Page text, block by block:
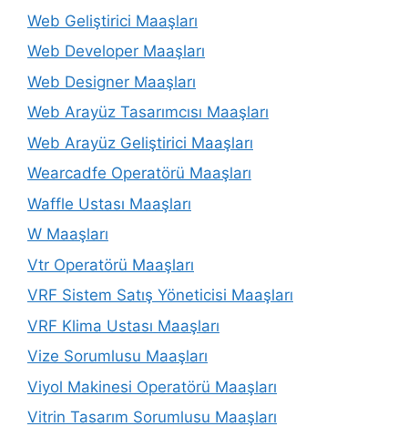
Web Geliştirici Maaşları
Web Developer Maaşları
Web Designer Maaşları
Web Arayüz Tasarımcısı Maaşları
Web Arayüz Geliştirici Maaşları
Wearcadfe Operatörü Maaşları
Waffle Ustası Maaşları
W Maaşları
Vtr Operatörü Maaşları
VRF Sistem Satış Yöneticisi Maaşları
VRF Klima Ustası Maaşları
Vize Sorumlusu Maaşları
Viyol Makinesi Operatörü Maaşları
Vitrin Tasarım Sorumlusu Maaşları